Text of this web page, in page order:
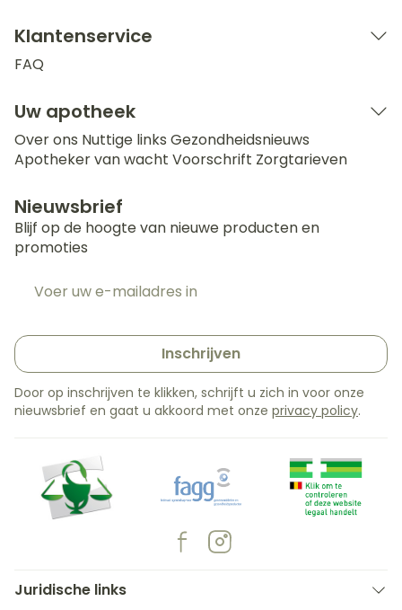
Klantenservice
FAQ
Uw apotheek
Over ons Nuttige links Gezondheidsnieuws
Apotheker van wacht Voorschrift Zorgtarieven
Nieuwsbrief
Blijf op de hoogte van nieuwe producten en
promoties
Inschrijven
Door op inschrijven te klikken, schrijft u zich in voor onze
nieuwsbrief en gaat u akkoord met onze privacy policy.
Juridische links